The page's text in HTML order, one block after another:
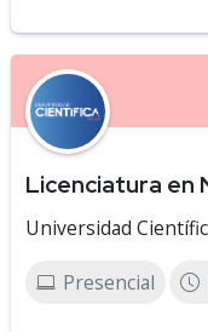
Licenciatura en
Universidad
Presencial